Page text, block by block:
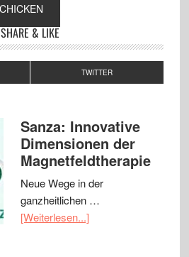
SHARE & LIKE
TWITTER
Sanza: Innovative
Dimensionen der
Magnetfeldtherapie
Neue Wege in der
ganzheitlichen …
[Weiterlesen...]